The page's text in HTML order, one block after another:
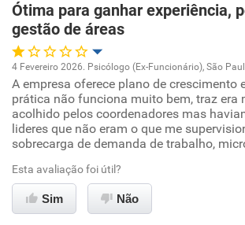
Recomenda esta empresa
Recomenda a diretoria
Ótima para ganhar experiência,
gestão de áreas
Oportunidade de promoção
Ambiente de trabalho
Conciliação com a vida familiar
Benefícios
4 Fevereiro 2026. Psicólogo (Ex-Funcionário), São
A empresa oferece plano de crescimento
prática não funciona muito bem, traz era
acolhido pelos coordenadores mas
lideres que não eram o que me
sobrecarga de demanda de trabalho,
Esta avaliação foi útil?
Sim Não